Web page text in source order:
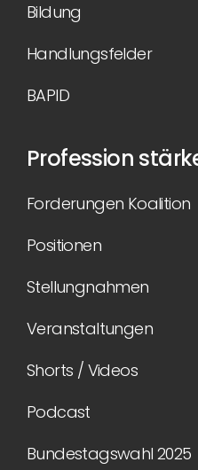
Bildung
Handlungsfelder
BAPID
Profession
Forderungen Koalition
Positionen
Stellungnahmen
Veranstaltungen
Shorts / Videos
Podcast
Bundestagswahl 2025